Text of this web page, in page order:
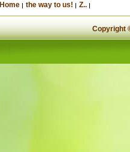
Home the way to us! Z..
Copyright